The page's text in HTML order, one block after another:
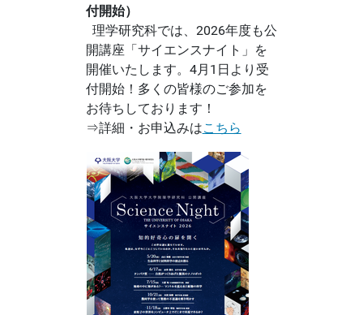
付開始）
理学研究科では、2026年度も公
開講座「サイエンスナイト」を
開催いたします。4月1日より受
付開始！多くの皆様のご参加を
お待ちしております！
⇒詳細・お申込みはこちら